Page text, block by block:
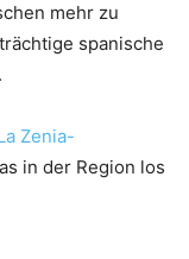
mehr zu
spanische
Zenia-
in der Region los